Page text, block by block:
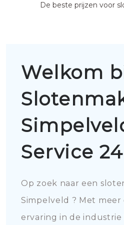
De beste prijzen voor
Welkom
Service 24
Op zoek naar een
Simpelveld ? Met meer
ervaring in de